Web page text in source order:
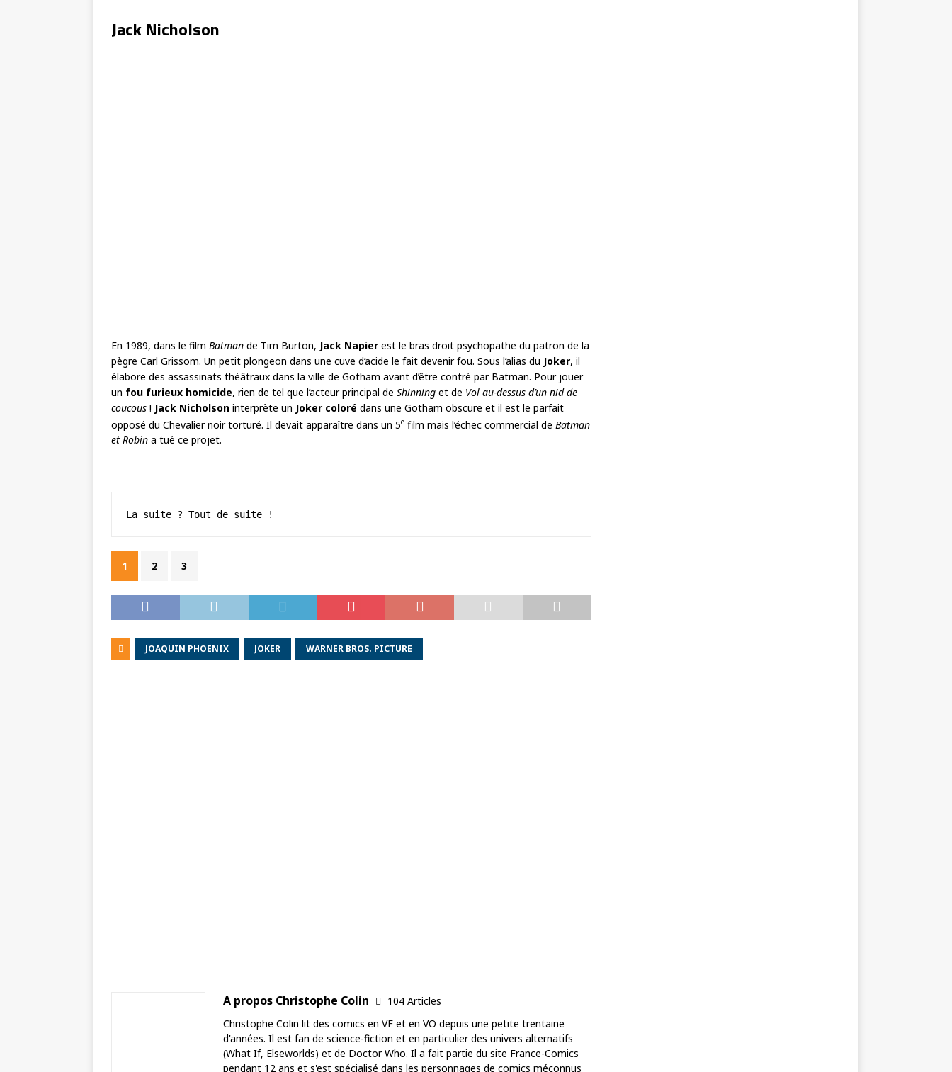
Jack Nicholson
En 1989, dans le film Batman de Tim Burton, Jack Napier est le bras droit psychopathe du patron de la
pègre Carl Grissom. Un petit plongeon dans une cuve d’acide le fait devenir fou. Sous l’alias du Joker, il
élabore des assassinats théâtraux dans la ville de Gotham avant d’être contré par Batman. Pour jouer
un fou furieux homicide, rien de tel que l’acteur principal de Shinning et de Vol au-dessus d’un nid de
coucous ! Jack Nicholson interprète un Joker coloré dans une Gotham obscure et il est le parfait
opposé du Chevalier noir torturé. Il devait apparaître dans un 5e film mais l’échec commercial de Batman
et Robin a tué ce projet.
La suite ? Tout de suite !
1 2 3
JOAQUIN PHOENIX JOKER WARNER BROS. PICTURE
A propos Christophe Colin
104 Articles
Christophe Colin lit des comics en VF et en VO depuis une petite trentaine
d'années. Il est fan de science-fiction et en particulier des univers alternatifs
(What If, Elseworlds) et de Doctor Who. Il a fait partie du site France-Comics
pendant 12 ans et s'est spécialisé dans les personnages de comics méconnus